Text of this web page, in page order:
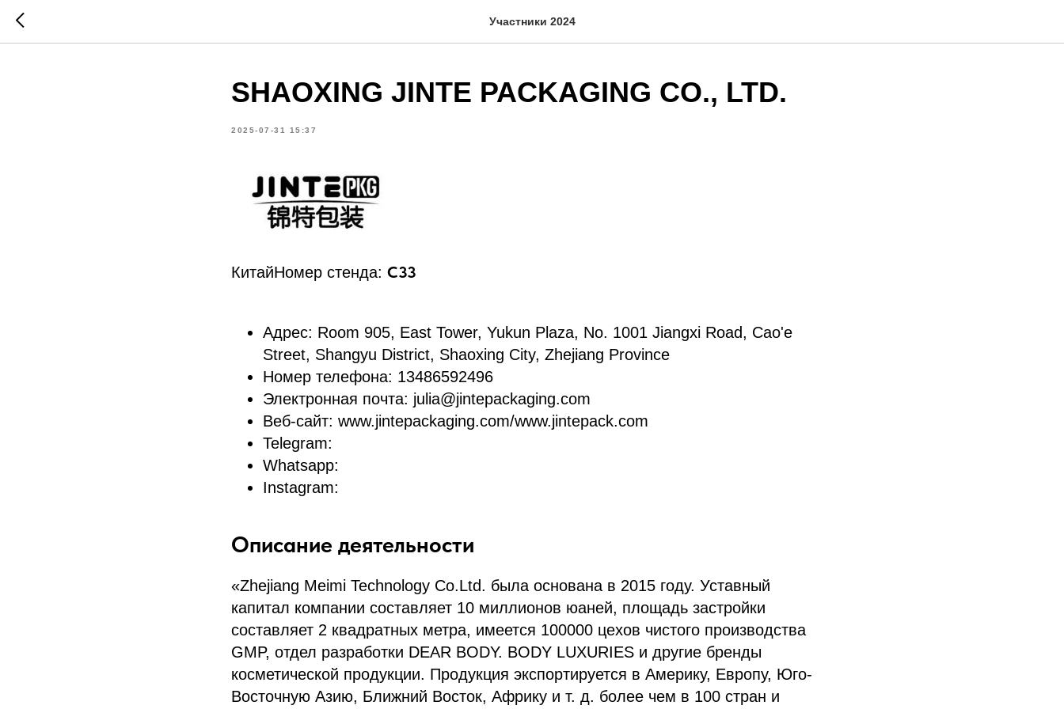
Участники 2024
SHAOXING JINTE PACKAGING CO., LTD.
2025-07-31 15:37
КитайНомер стенда: C33
Адрес: Room 905, East Tower, Yukun Plaza, No. 1001 Jiangxi Road, Cao'e
Street, Shangyu District, Shaoxing City, Zhejiang Province
Номер телефона: 13486592496
Электронная почта: julia@jintepackaging.com
Веб-сайт: www.jintepackaging.com/www.jintepack.com
Telegram:
Whatsapp:
Instagram:
Описание деятельности
«Zhejiang Meimi Technology Co.Ltd. была основана в 2015 году. Уставный
капитал компании составляет 10 миллионов юаней, площадь застройки
составляет 2 квадратных метра, имеется 100000 цехов чистого производства
GMP, отдел разработки DEAR BODY. BODY LUXURIES и другие бренды
косметической продукции. Продукция экспортируется в Америку, Европу, Юго-
Восточную Азию, Ближний Восток, Африку и т. д. более чем в 100 стран и